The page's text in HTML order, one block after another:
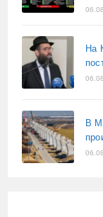
На
В